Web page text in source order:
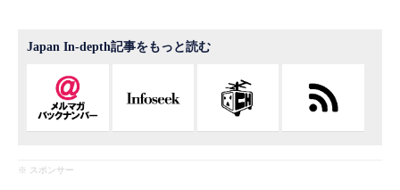
Japan In-depth記事をもっと読む
※ スポンサー